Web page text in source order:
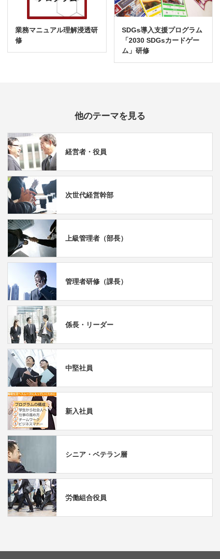
業務マニュアル理解浸透研
修
SDGs導入支援プログラム
「2030 SDGsカードゲー
ム」研修
他のテーマを見る
経営者・役員
次世代経営幹部
上級管理者（部長）
管理者研修（課長）
係長・リーダー
中堅社員
新入社員
シニア・ベテラン層
労働組合役員